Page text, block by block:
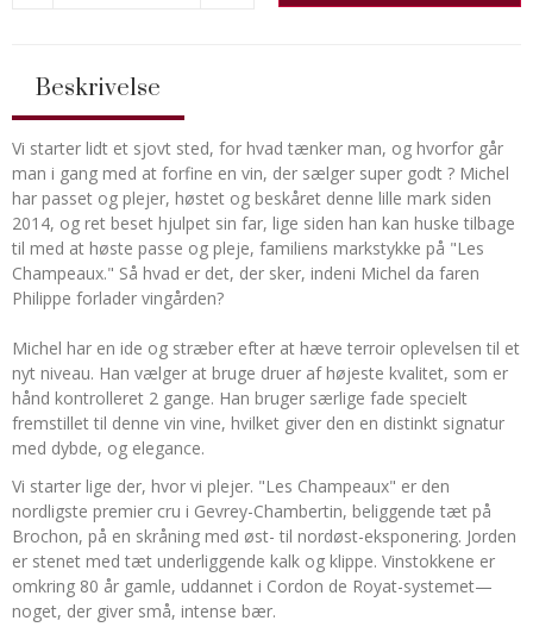
Beskrivelse
Vi starter lidt et sjovt sted, for hvad tænker man, og hvorfor går
man i gang med at forfine en vin, der sælger super godt ? Michel
har passet og plejer, høstet og beskåret denne lille mark siden
2014, og ret beset hjulpet sin far, lige siden han kan huske tilbage
til med at høste passe og pleje, familiens markstykke på "Les
Champeaux." Så hvad er det, der sker, indeni Michel da faren
Philippe forlader vingården?
Michel har en ide og stræber efter at hæve terroir oplevelsen til et
nyt niveau. Han vælger at bruge druer af højeste kvalitet, som er
hånd kontrolleret 2 gange. Han bruger særlige fade specielt
fremstillet til denne vin vine, hvilket giver den en distinkt signatur
med dybde, og elegance.
Vi starter lige der, hvor vi plejer. "Les Champeaux" er den
nordligste premier cru i Gevrey-Chambertin, beliggende tæt på
Brochon, på en skråning med øst- til nordøst-eksponering. Jorden
er stenet med tæt underliggende kalk og klippe. Vinstokkene er
omkring 80 år gamle, uddannet i Cordon de Royat-systemet—
noget, der giver små, intense bær.